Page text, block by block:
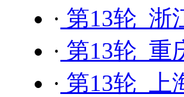
· 第13轮 浙
· 第13轮 重
· 第13轮 上